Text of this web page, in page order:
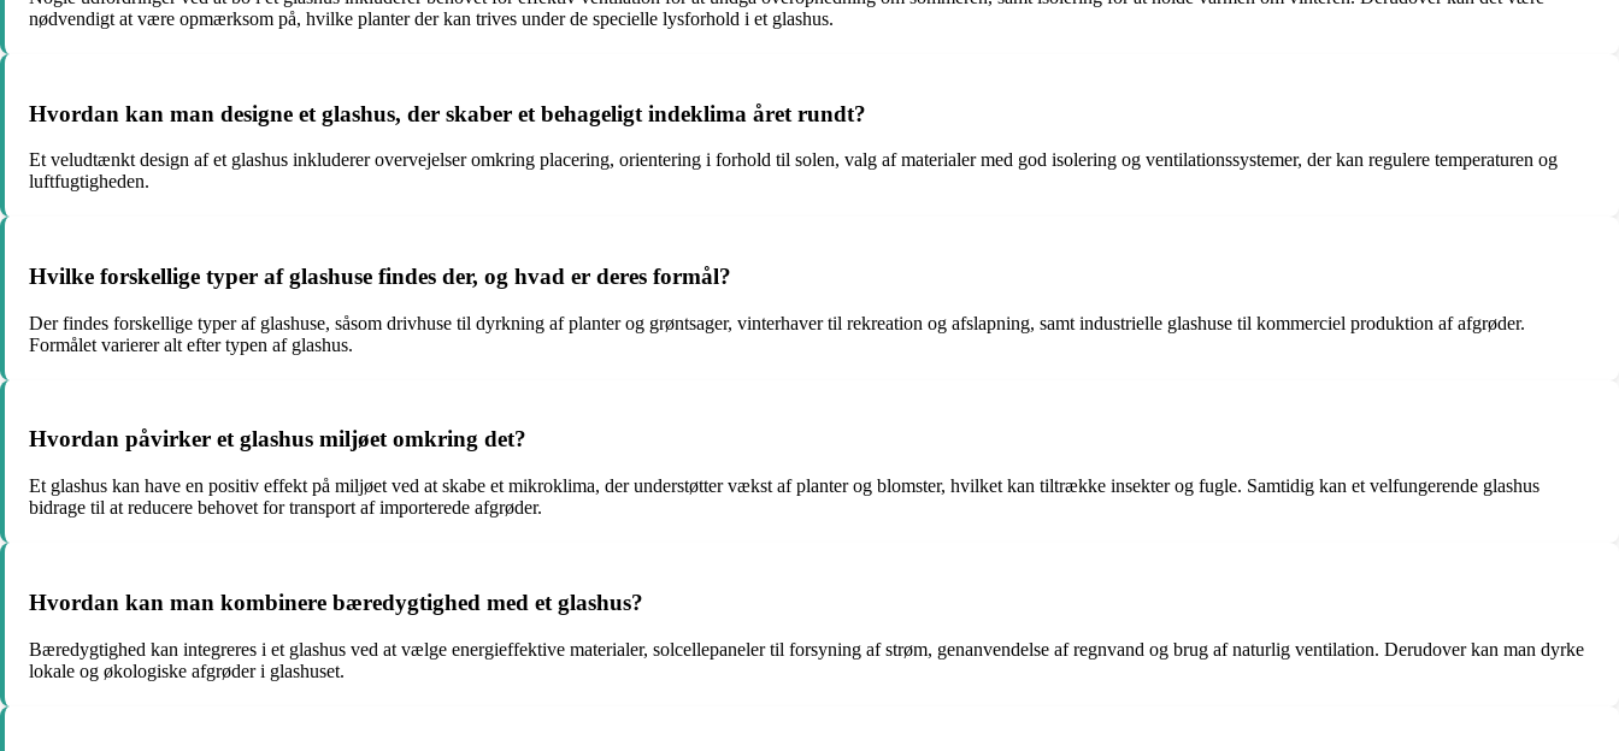
nødvendigt at være opmærksom på, hvilke planter der kan trives under de specielle lysforhold i et glashus.
Hvordan kan man designe et glashus, der skaber et behageligt indeklima året rundt?
Et veludtænkt design af et glashus inkluderer overvejelser omkring placering, orientering i forhold til solen, valg af materialer med god isolering og ventilationssystemer, der kan regulere temperaturen og
luftfugtigheden.
Hvilke forskellige typer af glashuse findes der, og hvad er deres formål?
Der findes forskellige typer af glashuse, såsom drivhuse til dyrkning af planter og grøntsager, vinterhaver til rekreation og afslapning, samt industrielle glashuse til kommerciel produktion af afgrøder.
Formålet varierer alt efter typen af glashus.
Hvordan påvirker et glashus miljøet omkring det?
Et glashus kan have en positiv effekt på miljøet ved at skabe et mikroklima, der understøtter vækst af planter og blomster, hvilket kan tiltrække insekter og fugle. Samtidig kan et velfungerende glashus
bidrage til at reducere behovet for transport af importerede afgrøder.
Hvordan kan man kombinere bæredygtighed med et glashus?
Bæredygtighed kan integreres i et glashus ved at vælge energieffektive materialer, solcellepaneler til forsyning af strøm, genanvendelse af regnvand og brug af naturlig ventilation. Derudover kan man dyrke
lokale og økologiske afgrøder i glashuset.